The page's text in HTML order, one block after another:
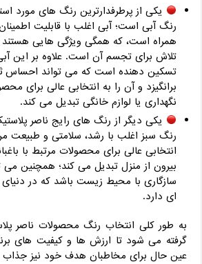
یکی از پرطرفدارترین رنگ های مورد
رنگ آبی است؛ آبی اغلب با قابلیت
همراه است، که همگی ویژگی هایی هستند
تلاش برای تجسم آن است. علاوه بر این
تسکین‌ دهنده است که می‌ تواند احساس
برانگیزد و آن را به انتخابی عالی برای
نگهداری یا لوازم خانگی تبدیل می کند.
یکی دیگر از رنگ های رایج ناصر
رنگ سبز اغلب با رشد، سلامتی و طبیعت
انتخابی عالی برای محصولات مرتبط با
بیرون از منزل تبدیل می کند؛ همچنین می
سازگاری با محیط زیست باشد که در دنیای
ای دارد.
به طور کلی انتخاب رنگ محصولات ناصر
گرفته می شود تا ارزش ها و کیفیت های
عین حال برای مخاطبان هدف خود نیز جذاب